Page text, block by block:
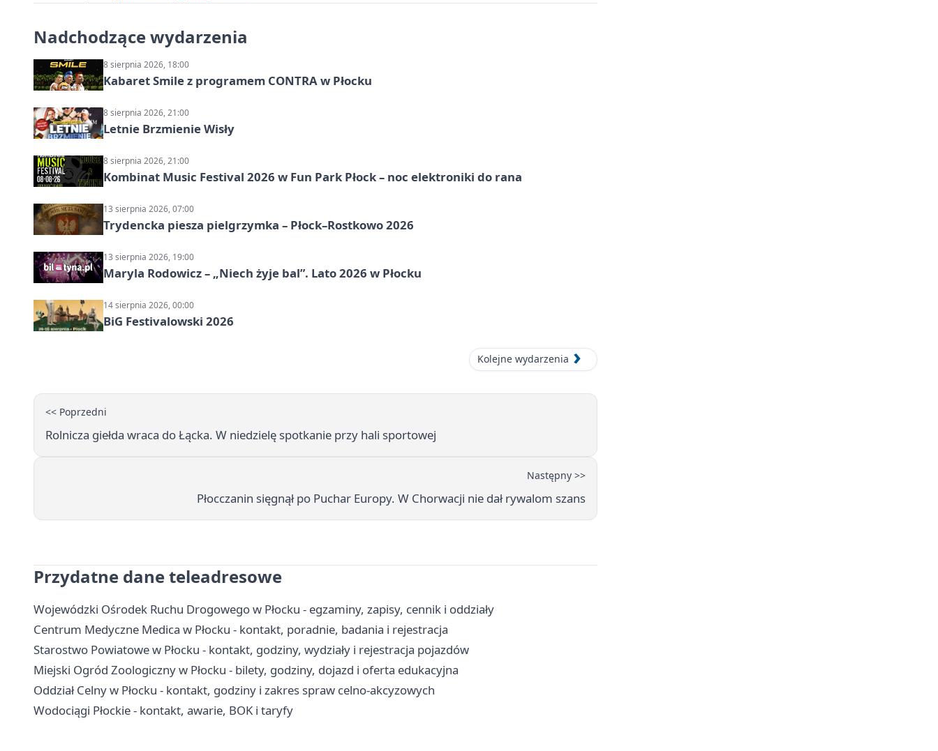
Nadchodzące wydarzenia
8 sierpnia 2026, 18:00
Kabaret Smile z programem CONTRA w Płocku
8 sierpnia 2026, 21:00
Letnie Brzmienie Wisły
8 sierpnia 2026, 21:00
Kombinat Music Festival 2026 w Fun Park Płock – noc elektroniki do rana
13 sierpnia 2026, 07:00
Trydencka piesza pielgrzymka – Płock–Rostkowo 2026
13 sierpnia 2026, 19:00
Maryla Rodowicz – „Niech żyje bal”. Lato 2026 w Płocku
14 sierpnia 2026, 00:00
BiG Festivalowski 2026
Kolejne wydarzenia
<< Poprzedni
Rolnicza giełda wraca do Łącka. W niedzielę spotkanie przy hali sportowej
Następny >>
Płocczanin sięgnął po Puchar Europy. W Chorwacji nie dał rywalom szans
Przydatne dane teleadresowe
Wojewódzki Ośrodek Ruchu Drogowego w Płocku - egzaminy, zapisy, cennik i oddziały
Centrum Medyczne Medica w Płocku - kontakt, poradnie, badania i rejestracja
Starostwo Powiatowe w Płocku - kontakt, godziny, wydziały i rejestracja pojazdów
Miejski Ogród Zoologiczny w Płocku - bilety, godziny, dojazd i oferta edukacyjna
Oddział Celny w Płocku - kontakt, godziny i zakres spraw celno-akcyzowych
Wodociągi Płockie - kontakt, awarie, BOK i taryfy